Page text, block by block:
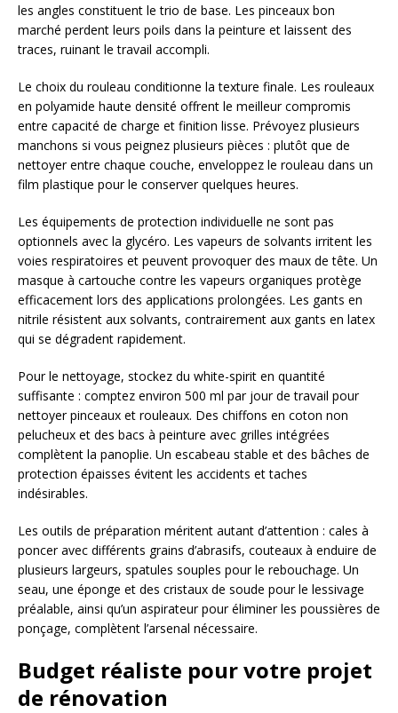
les angles constituent le trio de base. Les pinceaux bon
marché perdent leurs poils dans la peinture et laissent des
traces, ruinant le travail accompli.
Le choix du rouleau conditionne la texture finale. Les rouleaux
en polyamide haute densité offrent le meilleur compromis
entre capacité de charge et finition lisse. Prévoyez plusieurs
manchons si vous peignez plusieurs pièces : plutôt que de
nettoyer entre chaque couche, enveloppez le rouleau dans un
film plastique pour le conserver quelques heures.
Les équipements de protection individuelle ne sont pas
optionnels avec la glycéro. Les vapeurs de solvants irritent les
voies respiratoires et peuvent provoquer des maux de tête. Un
masque à cartouche contre les vapeurs organiques protège
efficacement lors des applications prolongées. Les gants en
nitrile résistent aux solvants, contrairement aux gants en latex
qui se dégradent rapidement.
Pour le nettoyage, stockez du white-spirit en quantité
suffisante : comptez environ 500 ml par jour de travail pour
nettoyer pinceaux et rouleaux. Des chiffons en coton non
pelucheux et des bacs à peinture avec grilles intégrées
complètent la panoplie. Un escabeau stable et des bâches de
protection épaisses évitent les accidents et taches
indésirables.
Les outils de préparation méritent autant d’attention : cales à
poncer avec différents grains d’abrasifs, couteaux à enduire de
plusieurs largeurs, spatules souples pour le rebouchage. Un
seau, une éponge et des cristaux de soude pour le lessivage
préalable, ainsi qu’un aspirateur pour éliminer les poussières de
ponçage, complètent l’arsenal nécessaire.
Budget réaliste pour votre projet
de rénovation